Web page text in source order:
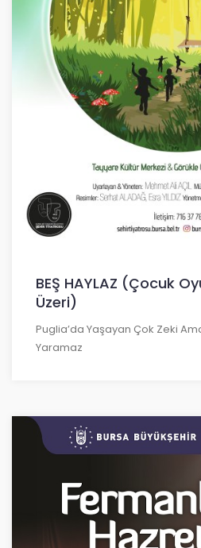
BEŞ HAYLAZ (Çocuk
Üzeri)
Puglia’da Yaşayan Çok Zeki
Yaramaz